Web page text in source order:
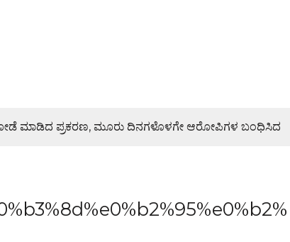
ಮಾಡಿದ ಪ್ರಕರಣ, ಮೂರು ದಿನಗಳೊಳಗೇ ಆರೋಪಿಗಳ ಬಂಧಿಸಿದ
ನಾಯ್ಕ್ ಸಾಂತ್ವನ